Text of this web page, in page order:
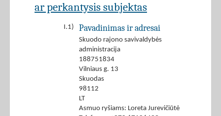
ar perkantysis subjektas
I.1) Pavadinimas ir adresai
Skuodo rajono savivaldybės
administracija
188751834
Vilniaus g. 13
Skuodas
98112
LT
Asmuo ryšiams: Loreta Jurevičiūtė